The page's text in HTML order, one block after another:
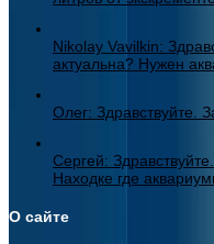
Nikolay Vavilkin:
актуальна? Нужен
Олег: Здравствуйте.
Сергей:
Находке где
О сайте